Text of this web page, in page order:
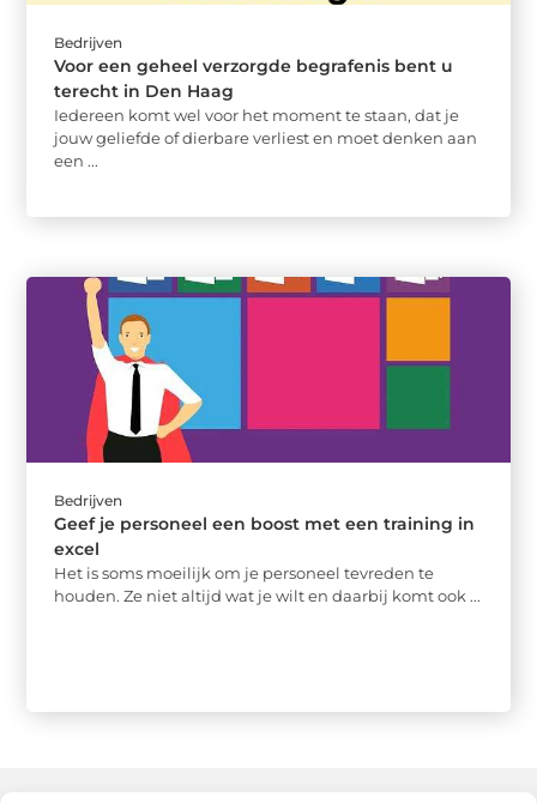
Bedrijven
Voor een geheel verzorgde begrafenis bent u
terecht in Den Haag
Iedereen komt wel voor het moment te staan, dat je
jouw geliefde of dierbare verliest en moet denken aan
een ...
Bedrijven
Geef je personeel een boost met een training in
excel
Het is soms moeilijk om je personeel tevreden te
houden. Ze niet altijd wat je wilt en daarbij komt ook ...